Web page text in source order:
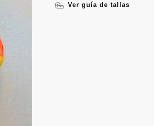
Ver guía de tallas